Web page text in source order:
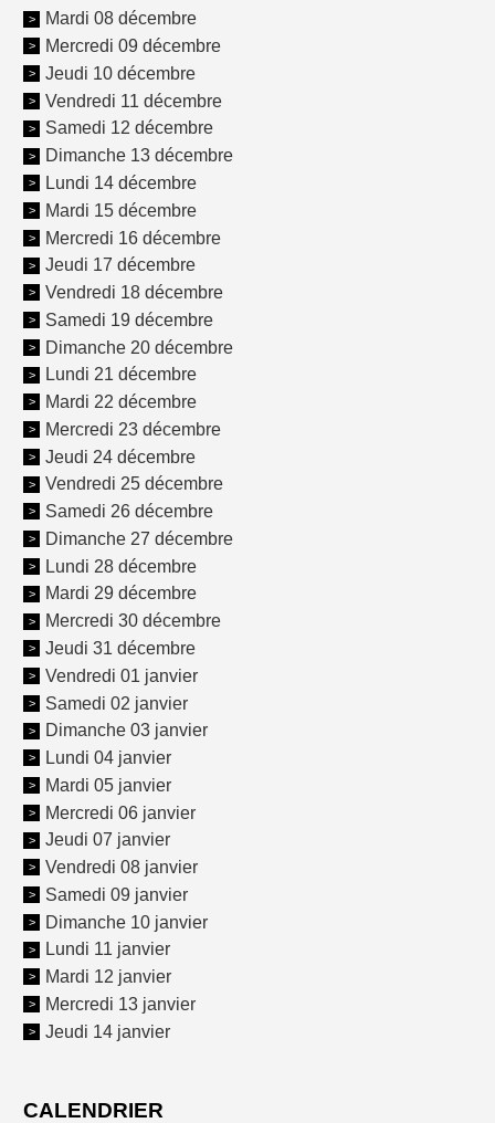
Mardi 08 décembre
Mercredi 09 décembre
Jeudi 10 décembre
Vendredi 11 décembre
Samedi 12 décembre
Dimanche 13 décembre
Lundi 14 décembre
Mardi 15 décembre
Mercredi 16 décembre
Jeudi 17 décembre
Vendredi 18 décembre
Samedi 19 décembre
Dimanche 20 décembre
Lundi 21 décembre
Mardi 22 décembre
Mercredi 23 décembre
Jeudi 24 décembre
Vendredi 25 décembre
Samedi 26 décembre
Dimanche 27 décembre
Lundi 28 décembre
Mardi 29 décembre
Mercredi 30 décembre
Jeudi 31 décembre
Vendredi 01 janvier
Samedi 02 janvier
Dimanche 03 janvier
Lundi 04 janvier
Mardi 05 janvier
Mercredi 06 janvier
Jeudi 07 janvier
Vendredi 08 janvier
Samedi 09 janvier
Dimanche 10 janvier
Lundi 11 janvier
Mardi 12 janvier
Mercredi 13 janvier
Jeudi 14 janvier
CALENDRIER